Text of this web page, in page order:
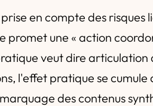
en compte des risques
une « action
veut dire articulation
l'effet pratique se cumule
des contenus